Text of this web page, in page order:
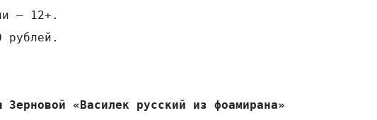
– 12+.
рублей.
Зерновой «Василек русский из фоамирана»